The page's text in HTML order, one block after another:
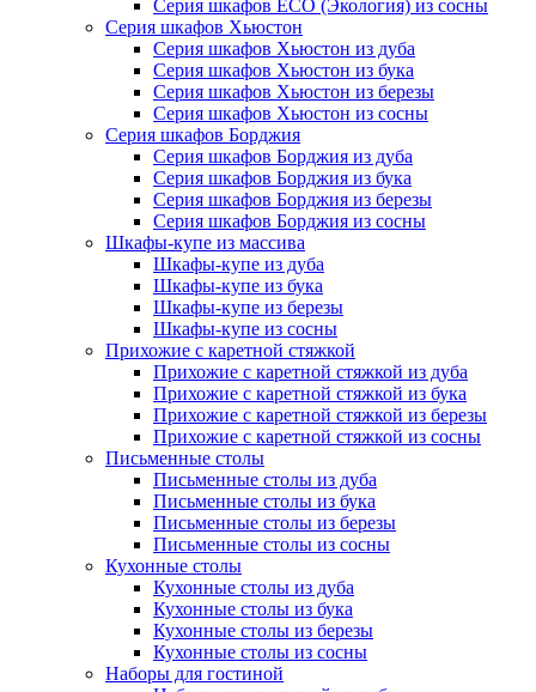
Серия шкафов ECO (Экология) из сосны
Серия шкафов Хьюстон
Серия шкафов Хьюстон из дуба
Серия шкафов Хьюстон из бука
Серия шкафов Хьюстон из березы
Серия шкафов Хьюстон из сосны
Серия шкафов Борджия
Серия шкафов Борджия из дуба
Серия шкафов Борджия из бука
Серия шкафов Борджия из березы
Серия шкафов Борджия из сосны
Шкафы-купе из массива
Шкафы-купе из дуба
Шкафы-купе из бука
Шкафы-купе из березы
Шкафы-купе из сосны
Прихожие с каретной стяжкой
Прихожие с каретной стяжкой из дуба
Прихожие с каретной стяжкой из бука
Прихожие с каретной стяжкой из березы
Прихожие с каретной стяжкой из сосны
Письменные столы
Письменные столы из дуба
Письменные столы из бука
Письменные столы из березы
Письменные столы из сосны
Кухонные столы
Кухонные столы из дуба
Кухонные столы из бука
Кухонные столы из березы
Кухонные столы из сосны
Наборы для гостиной